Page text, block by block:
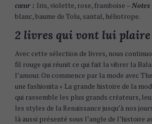
cœur : Iris, violette, rose, framboise –Notes
blanc, baume de Tolu, santal, héliotrope.
2 livres qui vont lui plaire
Avec cette sélection de livres, nous
fil rouge qui réunit ce qui fait la vibrer la
l’amour. On commence par la mode avec
une fashionita « La grande histoire de la
qui rassemble les plus grands créateurs,
les styles de la Renaissance jusqu’à nos
là aussi présenté sous l’angle de l’histoire